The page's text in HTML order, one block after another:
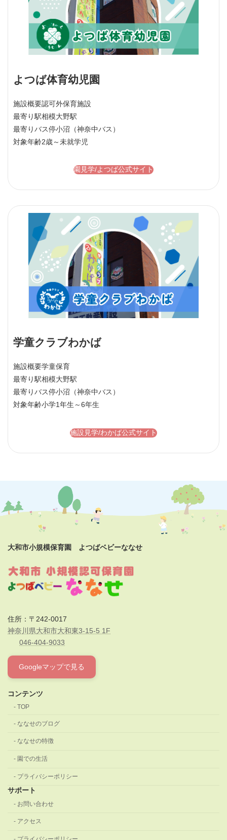
よつば体育幼児園
施設概要認可外保育施設
最寄り駅相模大野駅
最寄りバス停小沼（神奈中バス）
対象年齢2歳～未就学児
園見学/よつば公式サイト
学童クラブわかば
施設概要学童保育
最寄り駅相模大野駅
最寄りバス停小沼（神奈中バス）
対象年齢小学1年生～6年生
施設見学/わかば公式サイト
大和市小規模保育園 よつばベビーななせ
住所：〒242-0017
神奈川県大和市大和東3-15-5 1F
046-404-9033
Googleマップで見る
コンテンツ
TOP
ななせのブログ
ななせの特徴
園での生活
プライバシーポリシー
サポート
お問い合わせ
アクセス